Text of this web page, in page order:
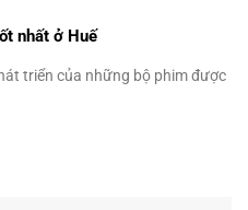
nhất ở Huế
triển của những bộ phim được